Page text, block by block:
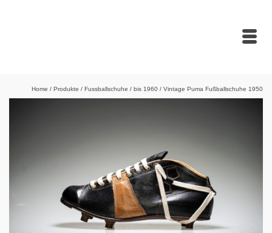
Home / Produkte / Fussballschuhe / bis 1960 / Vintage Puma Fußballschuhe 1950